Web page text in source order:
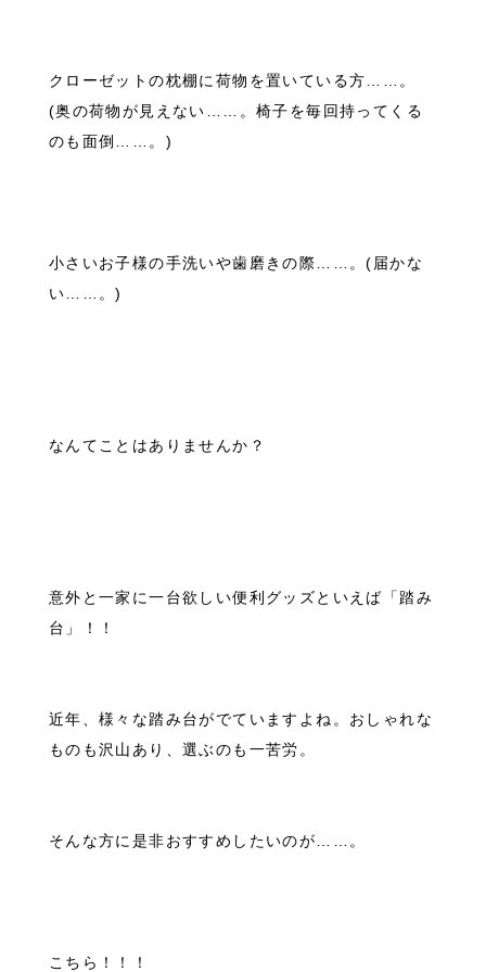
クローゼットの枕棚に荷物を置いている方……。
(奥の荷物が見えない……。椅子を毎回持ってくる
のも面倒……。)
小さいお子様の手洗いや歯磨きの際……。(届かな
い……。)
なんてことはありませんか？
意外と一家に一台欲しい便利グッズといえば「踏み
台」！！
近年、様々な踏み台がでていますよね。おしゃれな
ものも沢山あり、選ぶのも一苦労。
そんな方に是非おすすめしたいのが……。
こちら！！！